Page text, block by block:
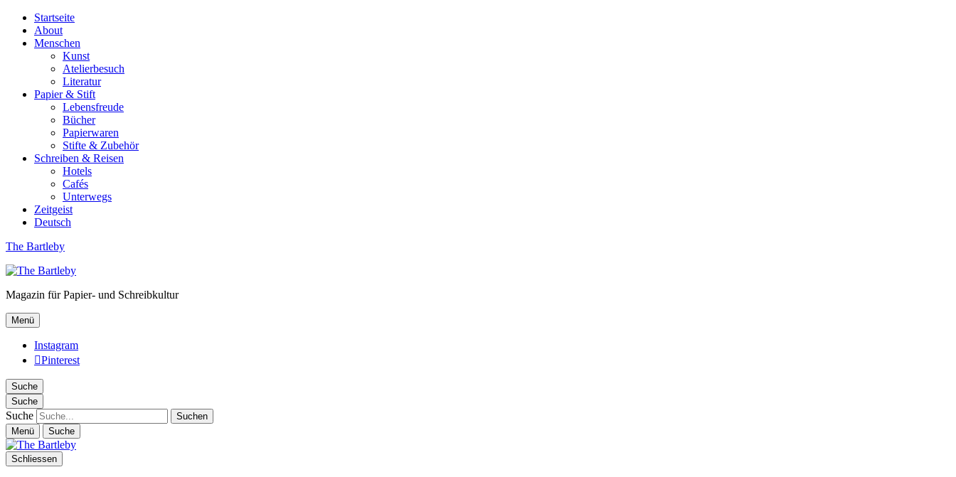
Startseite
About
Menschen
Kunst
Atelierbesuch
Literatur
Papier & Stift
Lebensfreude
Bücher
Papierwaren
Stifte & Zubehör
Schreiben & Reisen
Hotels
Cafés
Unterwegs
Zeitgeist
Deutsch
The Bartleby
Magazin für Papier- und Schreibkultur
Menü
Instagram
Pinterest
Suche
Suche
Suche
Menü Suche
Schliessen